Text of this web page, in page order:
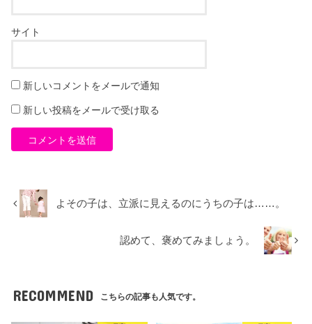
サイト
新しいコメントをメールで通知
新しい投稿をメールで受け取る
よその子は、立派に見えるのにうちの子は……。
認めて、褒めてみましょう。
RECOMMEND こちらの記事も人気です。